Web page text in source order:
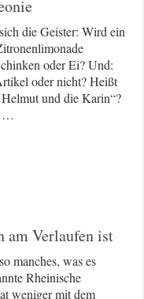
die Geister: Wird ein
oder Ei? Und:
oder nicht? Heißt
und die Karin“?
…
am Verlaufen ist
manches, was es
Rheinische
weniger mit dem